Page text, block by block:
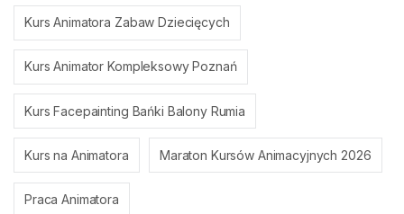
Kurs Animatora Zabaw Dziecięcych
Kurs Animator Kompleksowy Poznań
Kurs Facepainting Bańki Balony Rumia
Kurs na Animatora Maraton Kursów Animacyjnych 2026
Praca Animatora